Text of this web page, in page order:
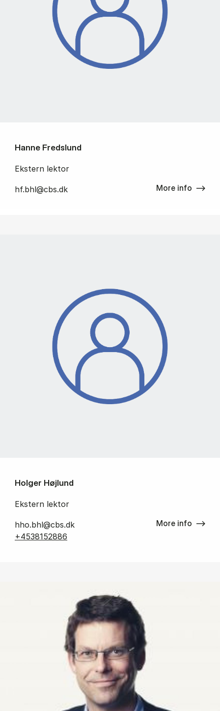
Hanne Fredslund
Ekstern lektor
hf.bhl@cbs.dk More info
Holger Højlund
Ekstern lektor
hho.bhl@cbs.dk
+4538152886
More info